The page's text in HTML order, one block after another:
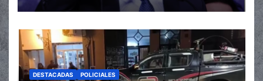
DESTACADAS POLICIALES